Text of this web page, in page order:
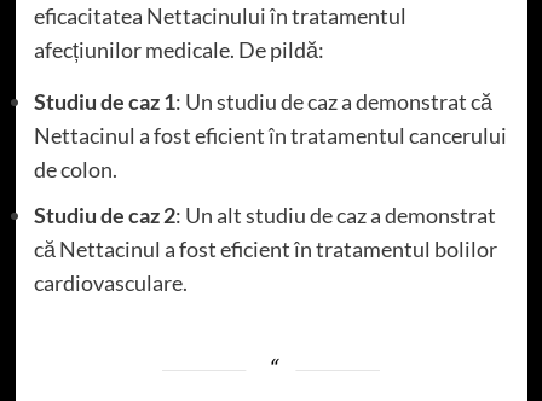
eficacitatea Nettacinului în tratamentul
afecțiunilor medicale. De pildă:
Studiu de caz 1: Un studiu de caz a demonstrat că
Nettacinul a fost eficient în tratamentul cancerului
de colon.
Studiu de caz 2: Un alt studiu de caz a demonstrat
că Nettacinul a fost eficient în tratamentul bolilor
cardiovasculare.